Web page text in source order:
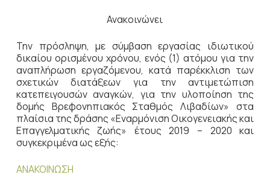
Ανακοινώνει
Την πρόσληψη, με σύμβαση εργασίας ιδιωτικού
δικαίου ορισμένου χρόνου, ενός (1) ατόμου για την
αναπλήρωση εργαζόμενου, κατά παρέκκλιση των
σχετικών διατάξεων για την αντιμετώπιση
κατεπειγουσών αναγκών, για την υλοποίηση της
δομής Βρεφονηπιακός Σταθμός Λιβαδίων» στα
πλαίσια της δράσης «Εναρμόνιση Οικογενειακής και
Επαγγελματικής ζωής» έτους 2019 – 2020 και
συγκεκριμένα ως εξής:
ΑΝΑΚΟΙΝΩΣΗ